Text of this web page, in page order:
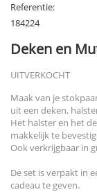
Referentie:
184224
Deken en
UITVERKOCHT
Maak van je
uit een deken,
Het halster en het
makkelijk te
Ook verkrijgbaar in
De set is verpakt in
cadeau te geven.